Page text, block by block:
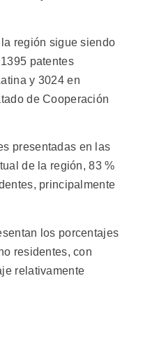
región sigue siendo
patentes
y 3024 en
de Cooperación
presentadas en las
de la región, 83 %
principalmente
los porcentajes
residentes, con
relativamente